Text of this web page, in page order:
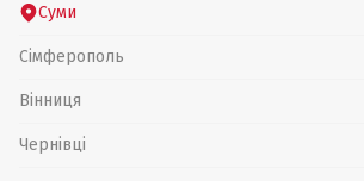
Суми
Сімферополь
Вінниця
Чернівці